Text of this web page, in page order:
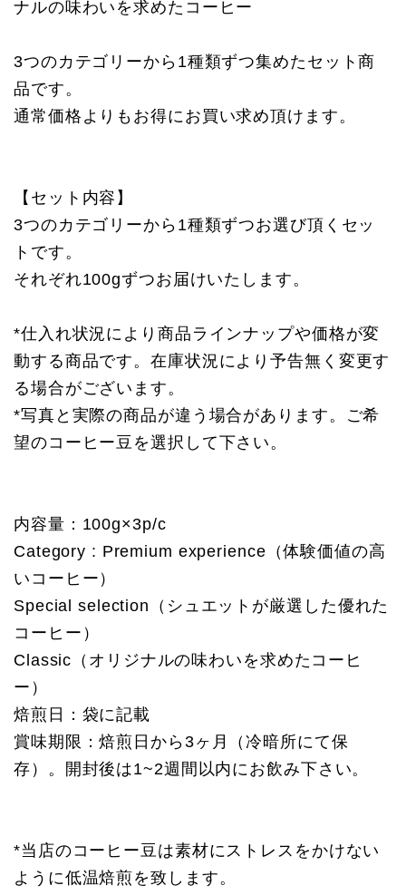
ナルの味わいを求めたコーヒー
3つのカテゴリーから1種類ずつ集めたセット商
品です。
通常価格よりもお得にお買い求め頂けます。
【セット内容】
3つのカテゴリーから1種類ずつお選び頂くセッ
トです。
それぞれ100gずつお届けいたします。
*仕入れ状況により商品ラインナップや価格が変
動する商品です。在庫状況により予告無く変更す
る場合がございます。
*写真と実際の商品が違う場合があります。ご希
望のコーヒー豆を選択して下さい。
内容量：100g×3p/c
Category : Premium experience（体験価値の高
いコーヒー）
Special selection（シュエットが厳選した優れた
コーヒー）
Classic（オリジナルの味わいを求めたコーヒ
ー）
焙煎日：袋に記載
賞味期限：焙煎日から3ヶ月（冷暗所にて保
存）。開封後は1~2週間以内にお飲み下さい。
*当店のコーヒー豆は素材にストレスをかけない
ように低温焙煎を致します。